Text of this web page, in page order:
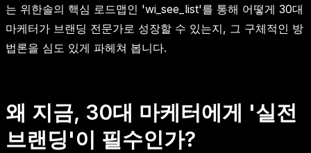
는 위한솔의 핵심 로드맵인 'wi_see_list'를 통해 어떻게 30대
마케터가 브랜딩 전문가로 성장할 수 있는지, 그 구체적인 방
법론을 심도 있게 파헤쳐 봅니다.
왜 지금, 30대 마케터에게 '실전
브랜딩'이 필수인가?